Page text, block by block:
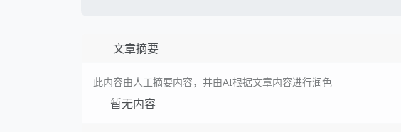
文章摘要
此内容由人工摘要内容，并由AI根据文章内容进行润色
暂无内容